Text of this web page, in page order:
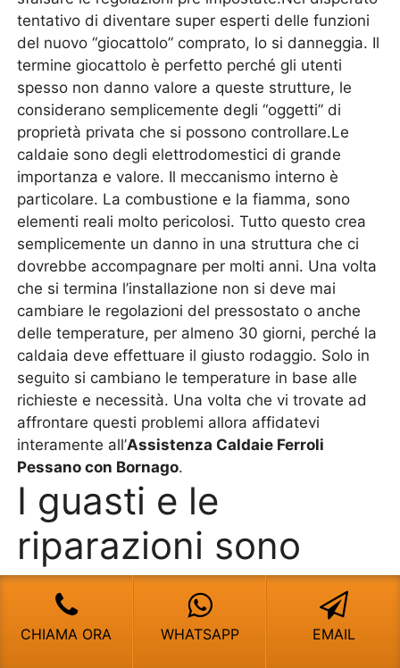
tentativo di diventare super esperti delle funzioni
del nuovo “giocattolo” comprato, lo si danneggia. Il
termine giocattolo è perfetto perché gli utenti
spesso non danno valore a queste strutture, le
considerano semplicemente degli “oggetti” di
proprietà privata che si possono controllare.Le
caldaie sono degli elettrodomestici di grande
importanza e valore. Il meccanismo interno è
particolare. La combustione e la fiamma, sono
elementi reali molto pericolosi. Tutto questo crea
semplicemente un danno in una struttura che ci
dovrebbe accompagnare per molti anni. Una volta
che si termina l’installazione non si deve mai
cambiare le regolazioni del pressostato o anche
delle temperature, per almeno 30 giorni, perché la
caldaia deve effettuare il giusto rodaggio. Solo in
seguito si cambiano le temperature in base alle
richieste e necessità. Una volta che vi trovate ad
affrontare questi problemi allora affidatevi
interamente all’Assistenza Caldaie Ferroli
Pessano con Bornago.
I guasti e le
riparazioni sono
all’ordine del giorno
in inverno
CHIAMA ORA WHATSAPP EMAIL